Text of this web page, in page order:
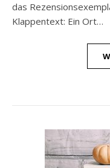
das
Klappentext: Ein Ort…